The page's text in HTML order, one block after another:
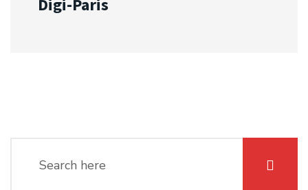
Digi-Paris